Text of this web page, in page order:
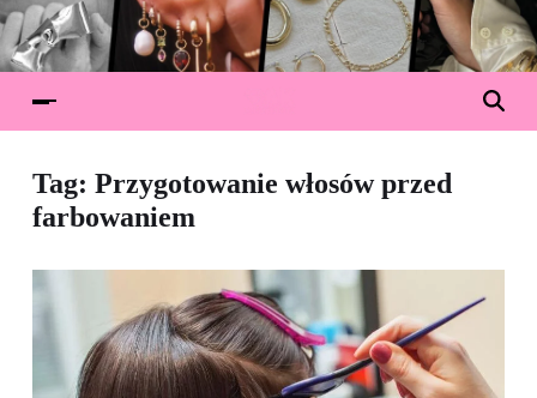
Tag: Przygotowanie włosów przed
farbowaniem